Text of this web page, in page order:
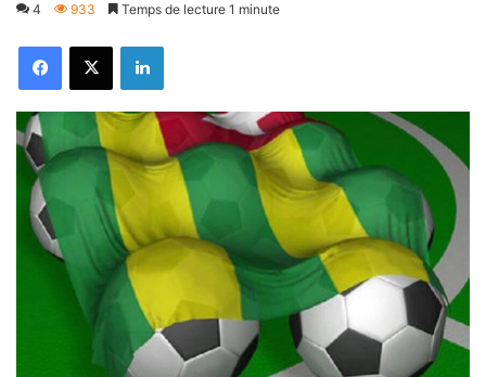
4 933 Temps de lecture 1 minute
FacebookX Linkedin